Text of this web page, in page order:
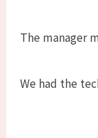
The manager
We had the